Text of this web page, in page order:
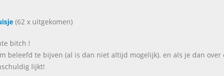
(62 x uitgekomen)
bitch !
beleefd te bijven (al is dan niet altijd mogelijk). en als je dan
lijkt!